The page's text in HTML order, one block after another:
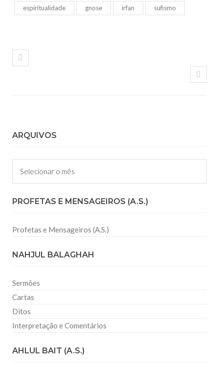
espiritualidade gnose irfan sufismo
ARQUIVOS
Arquivos
PROFETAS E MENSAGEIROS (A.S.)
Profetas e Mensageiros (A.S.)
NAHJUL BALAGHAH
Sermões
Cartas
Ditos
Interpretação e Comentários
AHLUL BAIT (A.S.)